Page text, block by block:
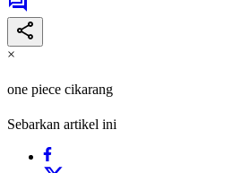
×
one piece cikarang
Sebarkan artikel ini